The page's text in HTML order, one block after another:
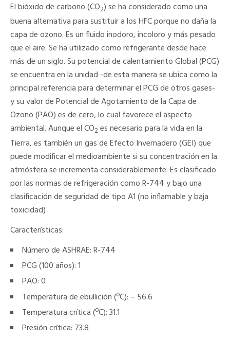
El bióxido de carbono (CO2) se ha considerado como una
buena alternativa para sustituir a los HFC porque no daña la
capa de ozono. Es un fluido inodoro, incoloro y más pesado
que el aire. Se ha utilizado como refrigerante desde hace
más de un siglo. Su potencial de calentamiento Global (PCG)
se encuentra en la unidad -de esta manera se ubica como la
principal referencia para determinar el PCG de otros gases-
y su valor de Potencial de Agotamiento de la Capa de
Ozono (PAO) es de cero, lo cual favorece el aspecto
ambiental. Aunque el CO2es necesario para la vida en la
Tierra, es también un gas de Efecto Invernadero (GEI) que
puede modificar el medioambiente si su concentración en la
atmósfera se incrementa considerablemente. Es clasificado
por las normas de refrigeración como R-744 y bajo una
clasificación de seguridad de tipo A1 (no inflamable y baja
toxicidad)
Características:
Número de ASHRAE: R-744
PCG (100 años): 1
PAO: 0
Temperatura de ebullición (ºC): – 56.6
Temperatura crítica (ºC): 31.1
Presión crítica: 73.8